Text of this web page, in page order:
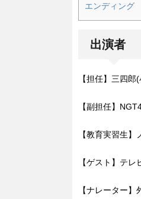
エンディング
出演者
【担任】三四
【副担任】
【教育実習生
【ゲスト】テ
【ナレーター】